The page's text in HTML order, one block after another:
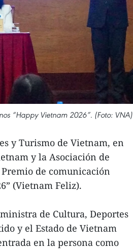
“Happy Vietnam 2026”. (Foto: VNA)
y Turismo de Vietnam, en
y la Asociación de
de comunicación
(Vietnam Feliz).
de Cultura, Deportes
y el Estado de Vietnam
en la persona como